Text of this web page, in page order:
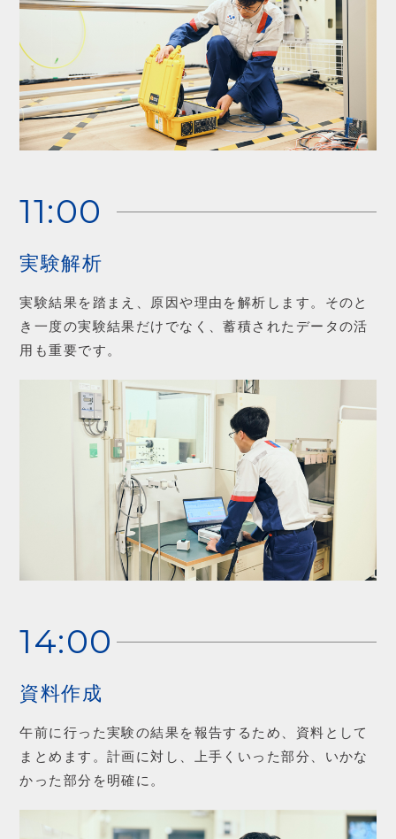
11:00
実験解析
実験結果を踏まえ、原因や理由を解析します。そのと
き一度の実験結果だけでなく、蓄積されたデータの活
用も重要です。
14:00
資料作成
午前に行った実験の結果を報告するため、資料として
まとめます。計画に対し、上手くいった部分、いかな
かった部分を明確に。